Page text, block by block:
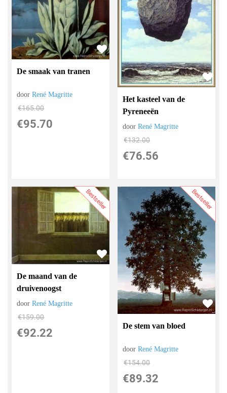
De smaak van tranen
doorRené Magritte
€165.00
€95.70
Het kasteel van de
Pyreneeën
doorRené Magritte
€132.00
€76.56
Bestseller
De maand van de
druivenoogst
doorRené Magritte
€159.00
€92.22
Bestseller
De stem van bloed
doorRené Magritte
€154.00
€89.32